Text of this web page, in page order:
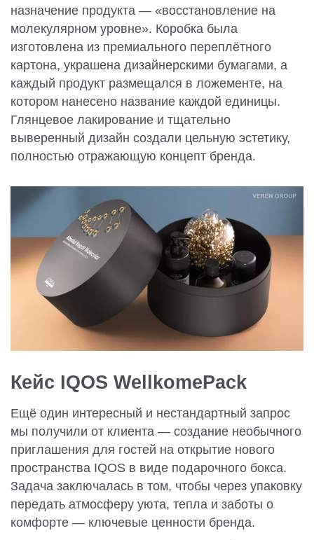
назначение продукта — «восстановление на
молекулярном уровне». Коробка была
изготовлена из премиального переплётного
картона, украшена дизайнерскими бумагами, а
каждый продукт размещался в ложементе, на
котором нанесено название каждой единицы.
Глянцевое лакирование и тщательно
выверенный дизайн создали цельную эстетику,
полностью отражающую концепт бренда.
Кейс IQOS WellkomePack
Ещё один интересный и нестандартный запрос
мы получили от клиента — создание необычного
приглашения для гостей на открытие нового
пространства IQOS в виде подарочного бокса.
Задача заключалась в том, чтобы через упаковку
передать атмосферу уюта, тепла и заботы о
комфорте — ключевые ценности бренда.